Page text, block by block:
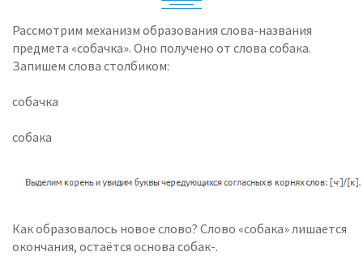
Рассмотрим механизм образования слова-названия
предмета «собачка». Оно получено от слова собака.
Запишем слова столбиком:
собачка
собака
Как образовалось новое слово? Слово «собака» лишается
окончания, остаётся основа собак-.